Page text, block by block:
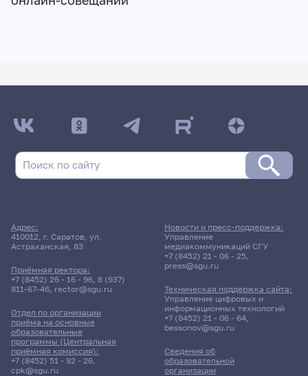
Адрес:
410012, г. Саратов, ул.
Астраханская, 83
Приёмная ректора:
+7 (8452) 26 - 16 - 96, 8 (937)
811-67-46, rector@sgu.ru
Отдел по организации
приёма на основные
образовательные
программы (Центральная
приёмная комиссия):
+7 (8452) 51 - 92 - 26,
cpk@sgu.ru
Сведения об
образовательной
организации
Новости и пресс-поддержка:
Управление
медиакоммуникаций СГУ
+7 (8452) 21 - 06 - 25,
press@sgu.ru
Техническая поддержка сайта:
Управление цифровых и
информационных технологий
+7 (8452) 21 - 06 - 64,
bessonov@sgu.ru